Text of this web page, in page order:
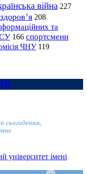
війна 227
208
та
166 спортсмени
ЧНУ 119
університет імені